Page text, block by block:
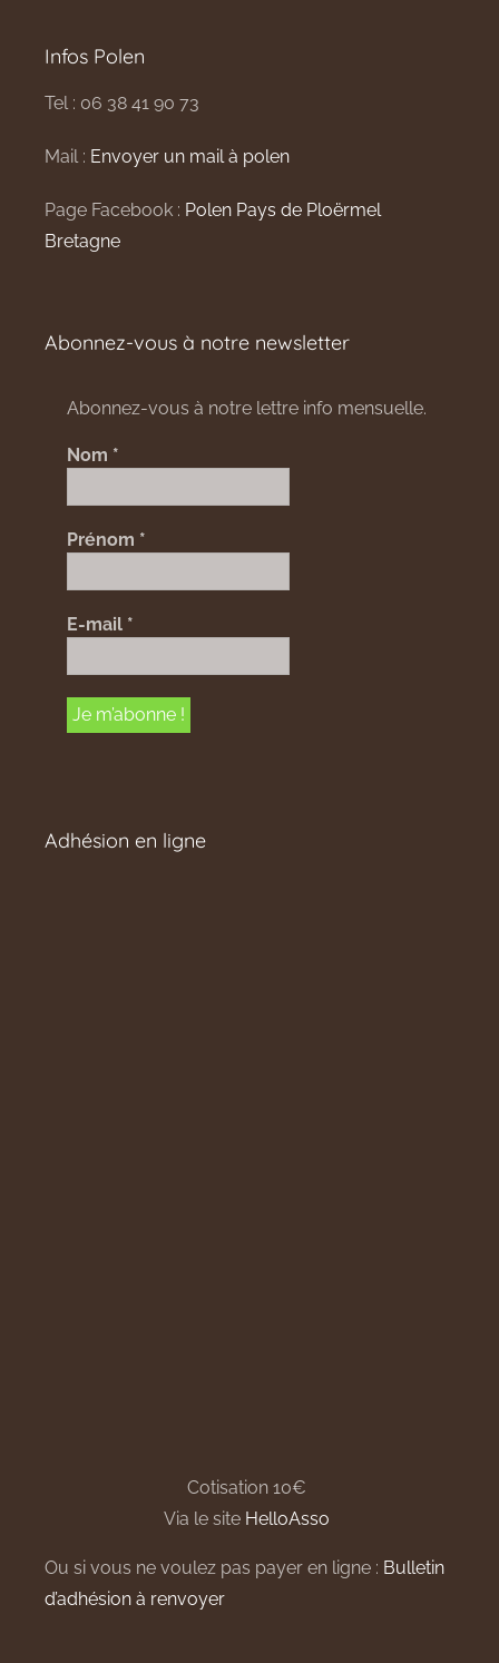
Infos Polen
Tel : 06 38 41 90 73
Mail : Envoyer un mail à polen
Page Facebook : Polen Pays de Ploërmel
Bretagne
Abonnez-vous à notre newsletter
Abonnez-vous à notre lettre info mensuelle.
Nom *
Prénom *
E-mail *
Adhésion en ligne
Cotisation 10€
Via le site HelloAsso
Ou si vous ne voulez pas payer en ligne : Bulletin
d’adhésion à renvoyer